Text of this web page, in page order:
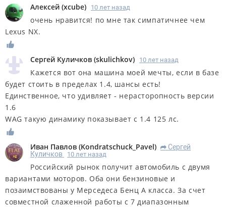
Алексей (xcube) 10 лет назад
очень нравится! по мне так симпатичнее чем
Lexus NX.
Сергей Куличков (skulichkov) 10 лет назад
Кажется вот она машина моей мечты, если в базе
будет стоить в пределах 1.4, шансы есть!
Единственное, что удивляет - нерасторопность версии
1.6
WAG такую динамику показывает с 1.4 125 лс.
Иван Павлов (Kondratschuck_Pavel) R Сергей
Куличков
10 лет назад
Российский рынок получит автомобиль с двумя
вариантами моторов. Оба они бензиновые и
позаимствованы у Мерседеса Бенц А класса. За счет
совместной слаженной работы с 7 диапазонным